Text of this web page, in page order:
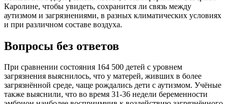
Каролине, чтобы увидеть, сохранится ли связь между
аутизмом и загрязнениями, в разных климатических условиях
и при различном составе воздуха.
Вопросы без ответов
При сравнении состояния 164 500 детей с уровнем
загрязнения выяснилось, что у матерей, живших в более
загрязнённой среде, чаще рождались дети с аутизмом. Учёные
также выяснили, что во время 31-36 недели беременности